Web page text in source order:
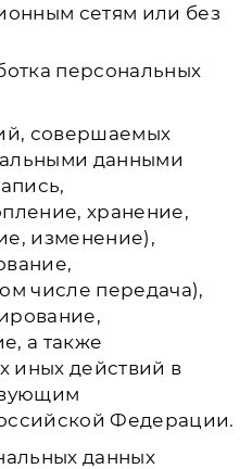
сетям или без
персональных
совершаемых
данными
хранение,
изменение),
числе передача),
а также
иных действий в
Федерации.
данных